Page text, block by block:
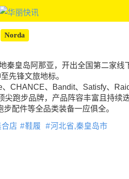
Norda
秦皇岛阿那亚，开出全国第二家线
先锋文旅地标。
CHANCE、Bandit、Satisfy、
尖跑步品牌，产品阵容丰富且持续
配件等全品类装备一应俱全。
店 鞋履 河北省,秦皇岛市